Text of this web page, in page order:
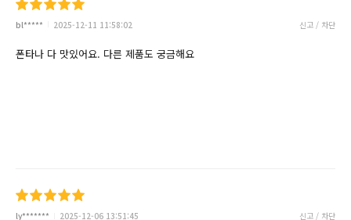
bl***** 2025-12-11 11:58:02 신고 / 차단
폰타나 다 맛있어요. 다른 제품도 궁금해요
ly******* 2025-12-06 13:51:45 신고 / 차단